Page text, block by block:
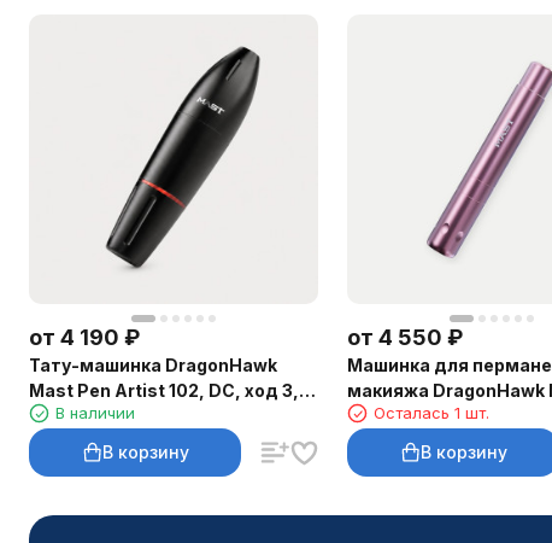
от 4 190 ₽
Тату-машинка DragonHawk
Mast Pen Artist 102, DC, ход 3,5
ммВ наличии
В корзину
от 4 550 ₽
Машинка для
макияжа DragonHawk
Air, RCA, ход 2,3 мм
Осталась 1 шт.
В корзину